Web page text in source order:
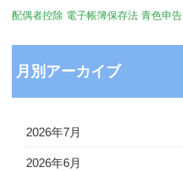
配偶者控除 電子帳簿保存法 青色申告
月別アーカイブ
2026年7月
2026年6月